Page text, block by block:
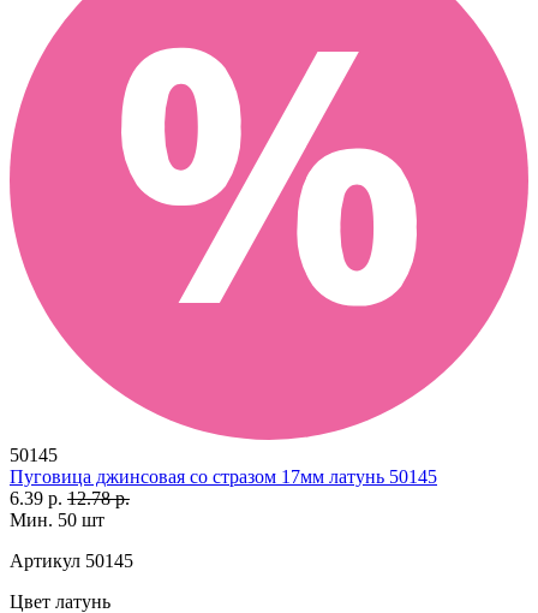
50145
Пуговица джинсовая со стразом 17мм латунь 50145
6.39 р. 12.78 р.
Мин. 50 шт
Артикул 50145
Цвет латунь